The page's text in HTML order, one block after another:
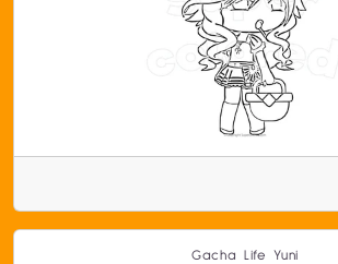
Gacha Life Yuni